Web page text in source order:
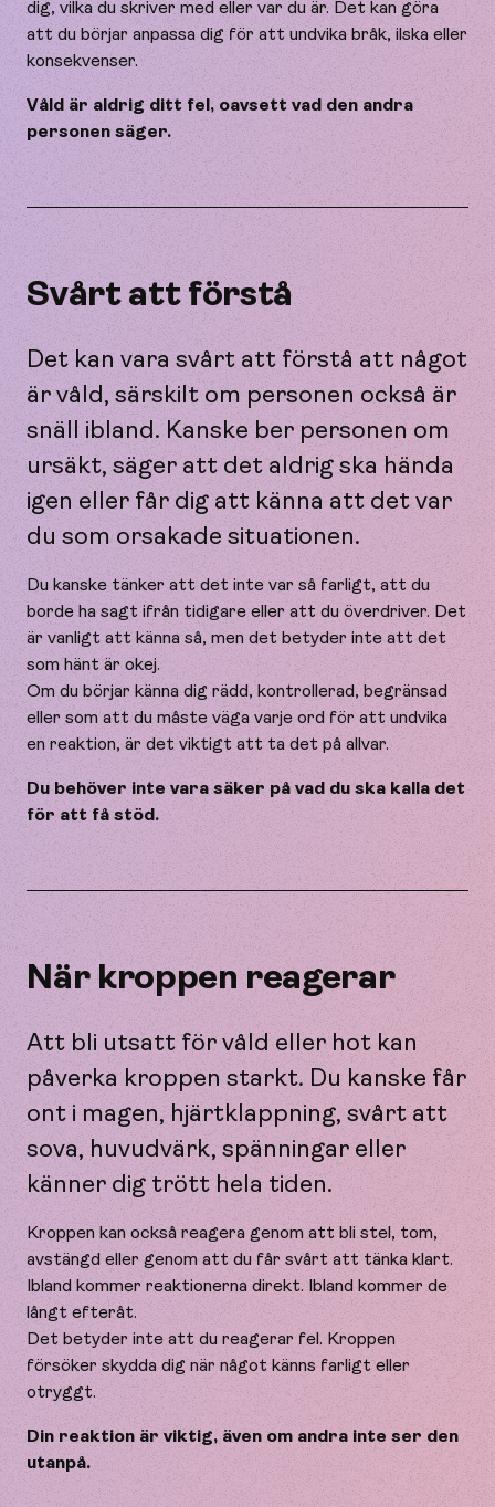
dig, vilka du skriver med eller var du är. Det kan göra
att du börjar anpassa dig för att undvika bråk, ilska eller
konsekvenser.
Våld är aldrig ditt fel, oavsett vad den andra
personen säger.
Svårt att förstå
Det kan vara svårt att förstå att något
är våld, särskilt om personen också är
snäll ibland. Kanske ber personen om
ursäkt, säger att det aldrig ska hända
igen eller får dig att känna att det var
du som orsakade situationen.
Du kanske tänker att det inte var så farligt, att du
borde ha sagt ifrån tidigare eller att du överdriver. Det
är vanligt att känna så, men det betyder inte att det
som hänt är okej.
Om du börjar känna dig rädd, kontrollerad, begränsad
eller som att du måste väga varje ord för att undvika
en reaktion, är det viktigt att ta det på allvar.
Du behöver inte vara säker på vad du ska kalla det
för att få stöd.
När kroppen reagerar
Att bli utsatt för våld eller hot kan
påverka kroppen starkt. Du kanske får
ont i magen, hjärtklappning, svårt att
sova, huvudvärk, spänningar eller
känner dig trött hela tiden.
Kroppen kan också reagera genom att bli stel, tom,
avstängd eller genom att du får svårt att tänka klart.
Ibland kommer reaktionerna direkt. Ibland kommer de
långt efteråt.
Det betyder inte att du reagerar fel. Kroppen
försöker skydda dig när något känns farligt eller
otryggt.
Din reaktion är viktig, även om andra inte ser den
utanpå.